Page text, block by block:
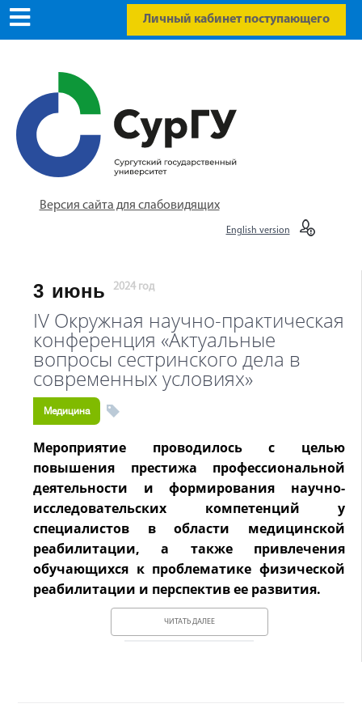
Личный кабинет поступающего
Версия сайта для слабовидящих
English version
3 июнь 2024 год
IV Окружная научно-практическая
конференция «Актуальные
вопросы сестринского дела в
современных условиях»
Медицина
Мероприятие проводилось с целью
повышения престижа профессиональной
деятельности и формирования научно-
исследовательских компетенций у
специалистов в области медицинской
реабилитации, а также привлечения
обучающихся к проблематике физической
реабилитации и перспектив ее развития.
ЧИТАТЬ ДАЛЕЕ